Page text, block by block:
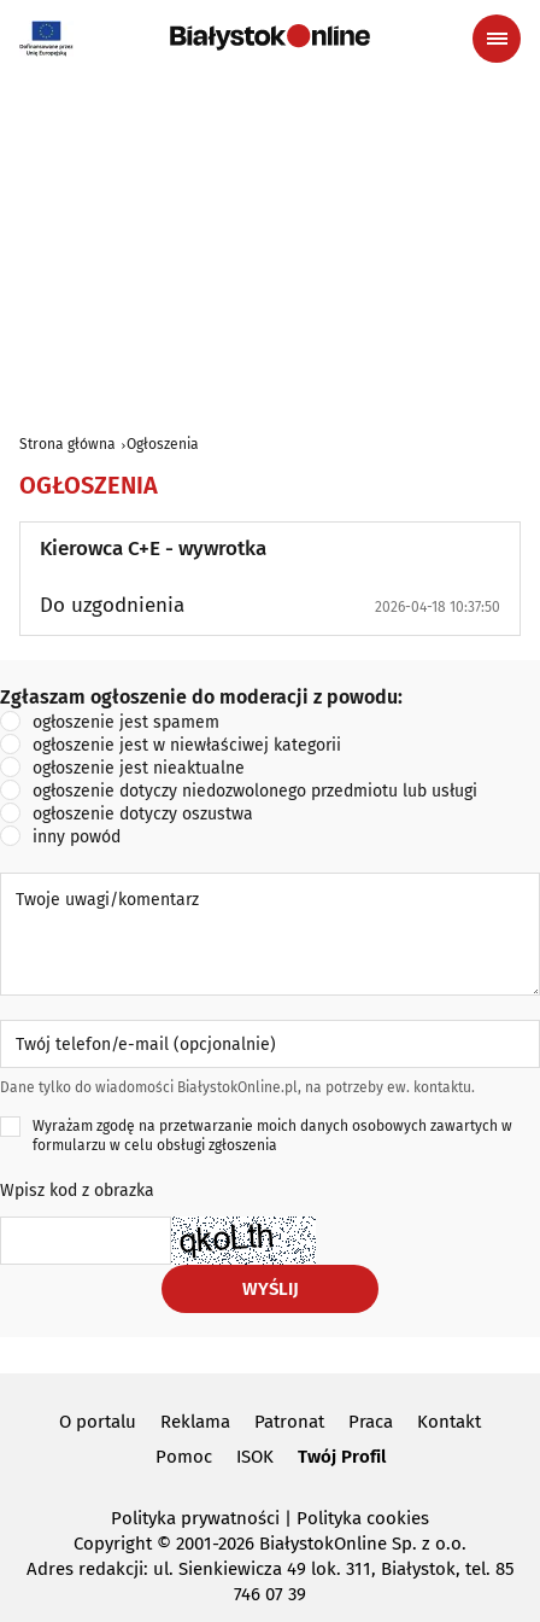
Strona główna Ogłoszenia
OGŁOSZENIA
Kierowca C+E - wywrotka
Do uzgodnienia 2026-04-18 10:37:50
Zgłaszam ogłoszenie do moderacji z powodu:
Zgłaszam ogłoszenie do moderacji z powodu:
ogłoszenie jest spamem
ogłoszenie jest w niewłaściwej kategorii
ogłoszenie jest nieaktualne
ogłoszenie dotyczy niedozwolonego przedmiotu lub usługi
ogłoszenie dotyczy oszustwa
inny powód
Dane tylko do wiadomości BiałystokOnline.pl, na potrzeby ew. kontaktu.
Wyrażam zgodę na przetwarzanie moich danych osobowych zawartych w
formularzu w celu obsługi zgłoszenia
Wpisz kod z obrazka
WYŚLIJ
O portalu Reklama Patronat Praca
Kontakt
Pomoc
ISOK Twój Profil
Polityka prywatności | Polityka cookies
Copyright© 2001-2026 BiałystokOnline Sp. z o.o.
Adres redakcji: ul. Sienkiewicza 49 lok. 311, Białystok, tel. 85
746 07 39